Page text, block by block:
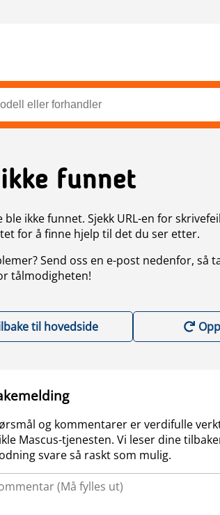
funnet
ikke funnet. Sjekk URL-en for
for å finne hjelp til det du ser etter.
Send oss en e-post nedenfor, så
tålmodigheten!
til hovedside
og kommentarer er verdifulle
Mascus-tjenesten. Vi leser dine
svare så raskt som mulig.